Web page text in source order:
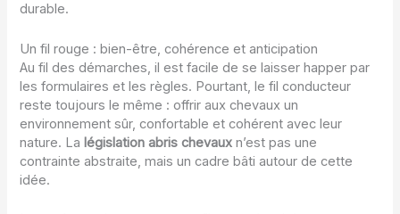
durable.
Un fil rouge : bien-être, cohérence et anticipation
Au fil des démarches, il est facile de se laisser happer par
les formulaires et les règles. Pourtant, le fil conducteur
reste toujours le même : offrir aux chevaux un
environnement sûr, confortable et cohérent avec leur
nature. La législation abris chevaux n’est pas une
contrainte abstraite, mais un cadre bâti autour de cette
idée.